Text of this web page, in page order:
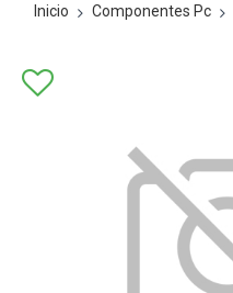
Inicio Componentes Pc